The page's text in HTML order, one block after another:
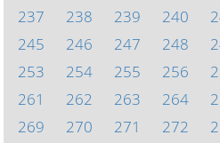
237
238 239 240
245
246 247 248
253
254 255 256
261
262 263 264
269
270 271 272